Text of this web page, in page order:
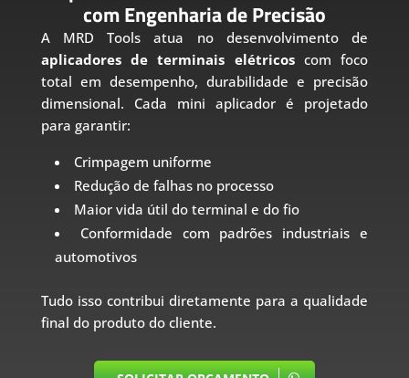
com Engenharia de Precisão
A MRD Tools atua no desenvolvimento de
aplicadores de terminais elétricoscom foco
total em desempenho, durabilidade e precisão
dimensional. Cada mini aplicador é projetado
para garantir:
Crimpagem uniforme
Redução de falhas no processo
Maior vida útil do terminal e do fio
Conformidade com padrões industriais e
automotivos
Tudo isso contribui diretamente para a qualidade
final do produto do cliente.